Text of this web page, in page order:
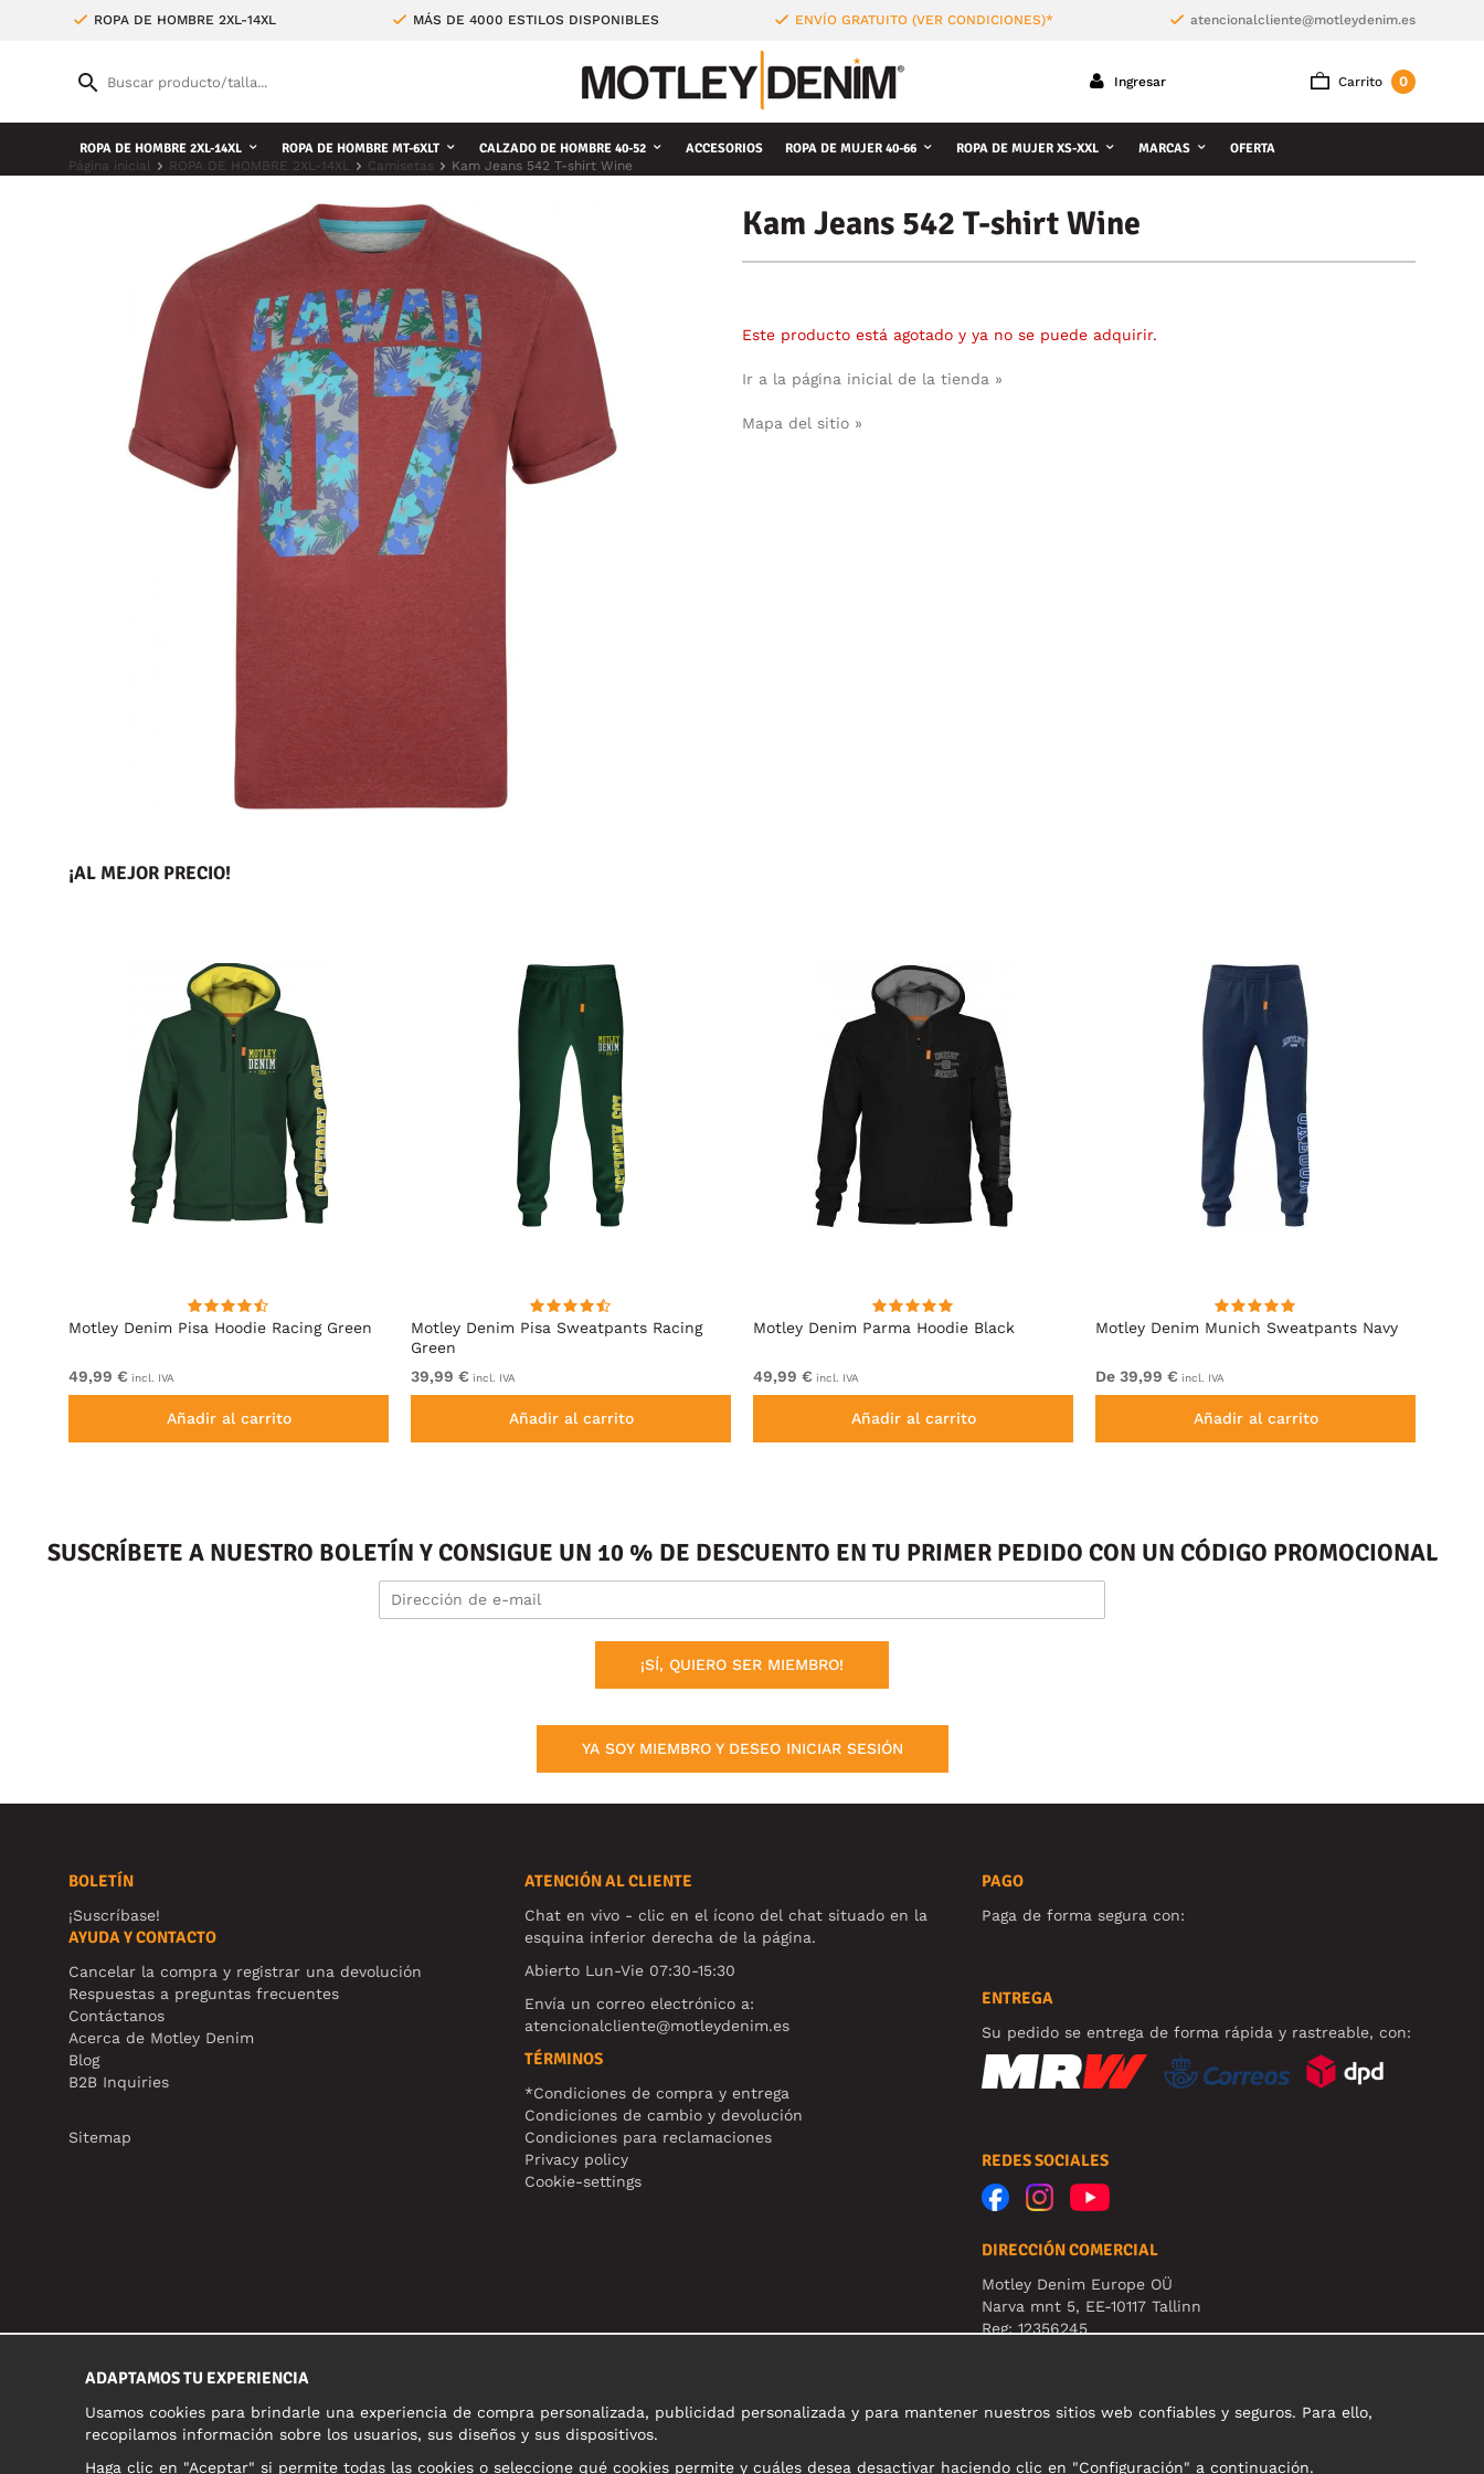
ROPA DE HOMBRE 2XL-14XL MÁS DE 4000 ESTILOS DISPONIBLES ENVÍO GRATUITO (VER CONDICIONES)* atencionalcliente@motleydenim.es
Carrito 0
Ingresar
ROPA DE HOMBRE 2XL-14XL ROPA DE HOMBRE MT-6XLT CALZADO DE HOMBRE 40-52 ACCESORIOS ROPA DE MUJER 40-66 ROPA DE MUJER XS-XXL MARCAS OFERTA
Página inicial ROPA DE HOMBRE 2XL-14XL Camisetas Kam Jeans 542 T-shirt Wine
Kam Jeans 542 T-shirt Wine
Este producto está agotado y ya no se puede adquirir.
Ir a la página inicial de la tienda »
Mapa del sitio »
¡AL MEJOR PRECIO!
Motley Denim Pisa Hoodie Racing Green
49,99 € incl. IVA
Añadir al carrito
Motley Denim Pisa Sweatpants Racing
Green
39,99 € incl. IVA
Añadir al carrito
Motley Denim Parma Hoodie Black
49,99 € incl. IVA
Añadir al carrito
Motley Denim Munich Sweatpants Navy
De 39,99 € incl. IVA
Añadir al carrito
SUSCRÍBETE A NUESTRO BOLETÍN Y CONSIGUE UN 10 % DE DESCUENTO EN TU PRIMER PEDIDO CON UN CÓDIGO PROMOCIONAL
¡SÍ, QUIERO SER MIEMBRO!
YA SOY MIEMBRO Y DESEO INICIAR SESIÓN
BOLETÍN
¡Suscríbase!
AYUDA Y CONTACTO
Cancelar la compra y registrar una devolución
Respuestas a preguntas frecuentes
Contáctanos
Acerca de Motley Denim
Blog
B2B Inquiries
Sitemap
ATENCIÓN AL CLIENTE
Chat en vivo - clic en el ícono del chat situado en la
esquina inferior derecha de la página.
Abierto Lun-Vie 07:30-15:30
Envía un correo electrónico a:
atencionalcliente@motleydenim.es
TÉRMINOS
*Condiciones de compra y entrega
Condiciones de cambio y devolución
Condiciones para reclamaciones
Privacy policy
Cookie-settings
PAGO
Paga de forma segura con:
ENTREGA
Su pedido se entrega de forma rápida y rastreable, con:
REDES SOCIALES
DIRECCIÓN COMERCIAL
Motley Denim Europe OÜ
Narva mnt 5, EE-10117 Tallinn
Reg: 12356245
ADAPTAMOS TU EXPERIENCIA
Usamos cookies para brindarle una experiencia de compra personalizada, publicidad personalizada y para mantener nuestros sitios web confiables y seguros. Para ello,
recopilamos información sobre los usuarios, sus diseños y sus dispositivos.
Haga clic en "Aceptar" si permite todas las cookies o seleccione qué cookies permite y cuáles desea desactivar haciendo clic en "Configuración" a continuación.